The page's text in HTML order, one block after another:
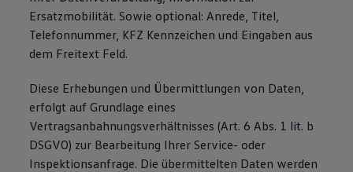
Ersatzmobilität. Sowie optional: Anrede, Titel,
Telefonnummer, KFZ Kennzeichen und Eingaben aus
dem Freitext Feld.
Diese Erhebungen und Übermittlungen von Daten,
erfolgt auf Grundlage eines
Vertragsanbahnungsverhältnisses (Art. 6 Abs. 1 lit. b
DSGVO) zur Bearbeitung Ihrer Service- oder
Inspektionsanfrage. Die übermittelten Daten werden